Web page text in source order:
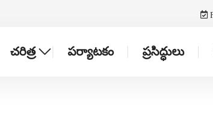
చరిత్ర పర్యాటకం ప్రసిద్ధులు